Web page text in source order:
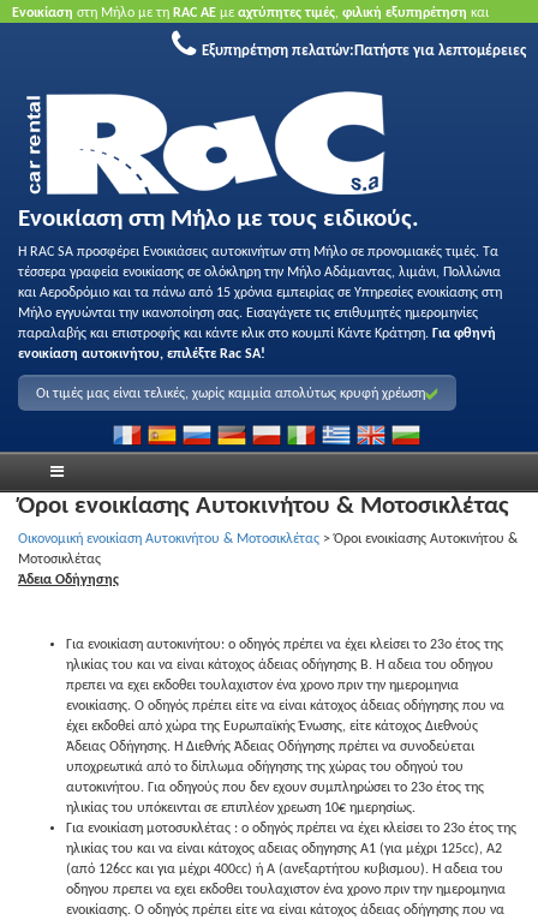
Ενοικίαση στη Μήλο με τη RAC ΑΕ με αχτύπητες τιμές, φιλική εξυπηρέτηση και
Κάντε κράτηση τώρα
Εξυπηρέτηση πελατών: Πατήστε για λεπτομέρειες
Ενοικίαση στη Μήλο με τους ειδικούς.
Η RAC SA προσφέρει Ενοικιάσεις αυτοκινήτων στη Μήλο σε προνομιακές τιμές. Τα
τέσσερα γραφεία ενοικίασης σε ολόκληρη την Μήλο Αδάμαντας, λιμάνι, Πολλώνια
και Αεροδρόμιο και τα πάνω από 15 χρόνια εμπειρίας σε Υπηρεσίες ενοικίασης στη
Μήλο εγγυώνται την ικανοποίηση σας. Εισαγάγετε τις επιθυμητές ημερομηνίες
παραλαβής και επιστροφής και κάντε κλικ στο κουμπί Κάντε Κράτηση. Για φθηνή
ενοικίαση αυτοκινήτου, επιλέξτε Rac SA!
Οι τιμές μας είναι τελικές, χωρίς καμμία απολύτως κρυφή χρέωση
Όροι ενοικίασης Αυτοκινήτου & Μοτοσικλέτας
Οικονομική ενοικίαση Αυτοκινήτου & Μοτοσικλέτας >Όροι ενοικίασης Αυτοκινήτου &
Μοτοσικλέτας
Άδεια Οδήγησης
Για ενοικίαση αυτοκινήτου: ο οδηγός πρέπει να έχει κλείσει το 23ο έτος της
ηλικίας του και να είναι κάτοχος άδειας οδήγησης Β. Η αδεια του οδηγου
πρεπει να εχει εκδοθει τουλαχιστον ένα χρονο πριν την ημερομηνια
ενοικίασης. Ο οδηγός πρέπει είτε να είναι κάτοχος άδειας οδήγησης που να
έχει εκδοθεί από χώρα της Ευρωπαϊκής Ένωσης, είτε κάτοχος Διεθνούς
Άδειας Οδήγησης. Η Διεθνής Άδειας Οδήγησης πρέπει να συνοδεύεται
υποχρεωτικά από το δίπλωμα οδήγησης της χώρας του οδηγού του
αυτοκινήτου. Για οδηγούς που δεν εχουν συμπληρώσει το 23ο έτος της
ηλικίας του υπόκεινται σε επιπλέον χρεωση 10€ ημερησίως.
Για ενοικίαση μοτοσυκλέτας : ο οδηγός πρέπει να έχει κλείσει το 23ο έτος της
ηλικίας του και να είναι κάτοχος αδειας οδηγησης Α1 (για μέχρι 125cc), A2
(από 126cc και για μέχρι 400cc) ή Α (ανεξαρτήτου κυβισμου). Η αδεια του
οδηγου πρεπει να εχει εκδοθει τουλαχιστον ένα χρονο πριν την ημερομηνια
ενοικίασης. Ο οδηγός πρέπει είτε να είναι κάτοχος άδειας οδήγησης που να